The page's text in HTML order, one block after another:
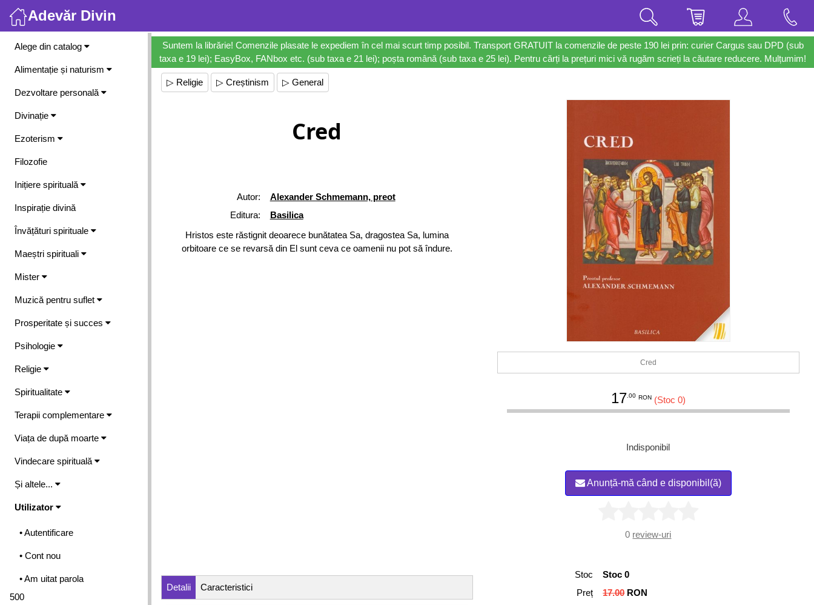
Adevăr Divin
Meniu
Alege din catalog
Alimentație și naturism
Dezvoltare personală
Divinație
Ezoterism
Filozofie
Inițiere spirituală
Inspirație divină
Învățături spirituale
Maeștri spirituali
Mister
Muzică pentru suflet
Prosperitate și succes
Psihologie
Religie
Spiritualitate
Terapii complementare
Viața de după moarte
Vindecare spirituală
Și altele...
Utilizator
• Autentificare
• Cont nou
• Am uitat parola
500
Suntem la librărie! Comenzile plasate le expediem în cel mai scurt timp posibil. Transport GRATUIT la comenzile de peste 190 lei prin: curier Cargus sau DPD (sub
taxa e 19 lei); EasyBox, FANbox etc. (sub taxa e 21 lei); poșta română (sub taxa e 25 lei). Pentru cărți la prețuri mici vă rugăm scrieți la căutare reducere. Mulțumim!
▷ Religie ▷ Creștinism ▷ General
Cred
Autor:
Alexander Schmemann, preot
Editura:
Basilica
Hristos este răstignit deoarece bunătatea Sa, dragostea Sa, lumina
orbitoare ce se revarsă din El sunt ceva ce oamenii nu pot să îndure.
Cred
17.00 RON (Stoc 0)
Indisponibil
Anunță-mă când e disponibil(ă)
0 review-uri
Detalii Caracteristici
Stoc
Stoc 0
Preț
17.00RON